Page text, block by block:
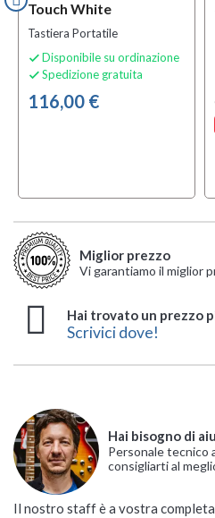
Touch White
Tastiera Portatile
 Disponibile su ordinazione
 Spedizione gratuita
116,00 €
Miglior prezzo
Vi garantiamo il miglior
Hai trovato un prezzo
Scrivici dove!
Hai bisogno di
Personale tecnico
consigliarti al
Il nostro staff è a vostra